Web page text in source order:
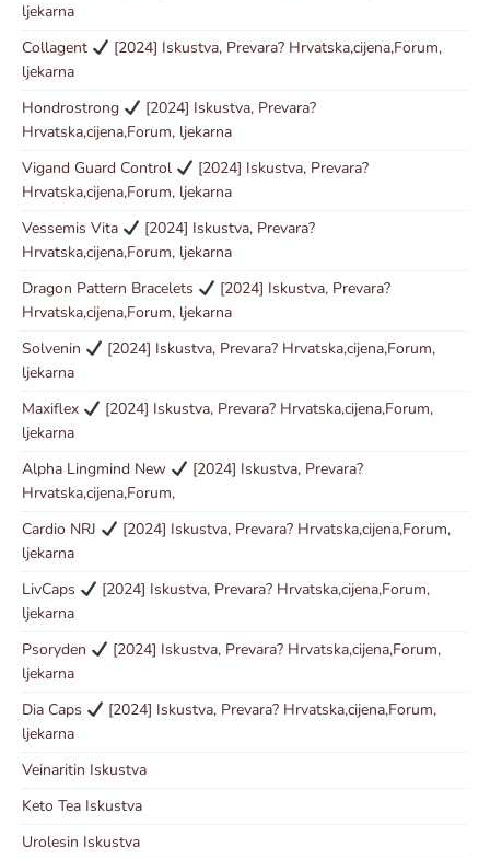
ljekarna
Collagent
[2024] Iskustva, Prevara? Hrvatska,cijena,Forum,
ljekarna
Hondrostrong
[2024] Iskustva, Prevara?
Hrvatska,cijena,Forum, ljekarna
Vigand Guard Control
[2024] Iskustva, Prevara?
Hrvatska,cijena,Forum, ljekarna
Vessemis Vita
[2024] Iskustva, Prevara?
Hrvatska,cijena,Forum, ljekarna
Dragon Pattern Bracelets
[2024] Iskustva, Prevara?
Hrvatska,cijena,Forum, ljekarna
Solvenin
[2024] Iskustva, Prevara? Hrvatska,cijena,Forum,
ljekarna
Maxiflex
[2024] Iskustva, Prevara? Hrvatska,cijena,Forum,
ljekarna
Alpha Lingmind New
[2024] Iskustva, Prevara?
Hrvatska,cijena,Forum,
Cardio NRJ
[2024] Iskustva, Prevara? Hrvatska,cijena,Forum,
ljekarna
LivCaps
[2024] Iskustva, Prevara? Hrvatska,cijena,Forum,
ljekarna
Psoryden
[2024] Iskustva, Prevara? Hrvatska,cijena,Forum,
ljekarna
Dia Caps
[2024] Iskustva, Prevara? Hrvatska,cijena,Forum,
ljekarna
Veinaritin Iskustva
Keto Tea Iskustva
Urolesin Iskustva